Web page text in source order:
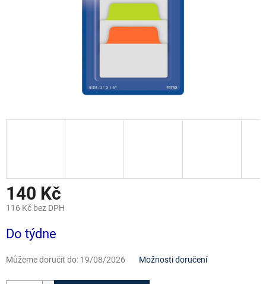
140 Kč
116 Kč bez DPH
cena:
Do týdne
Můžeme doručit do: 19/08/2026 Možnosti doručení